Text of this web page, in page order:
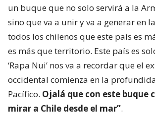
un buque que no solo servirá a la
sino que va a unir y va a generar en
todos los chilenos que este país es
es más que territorio. Este país es
‘Rapa Nui’ nos va a recordar que el
occidental comienza en la
Pacífico. Ojalá que con este buque
mirar a Chile desde el mar”.